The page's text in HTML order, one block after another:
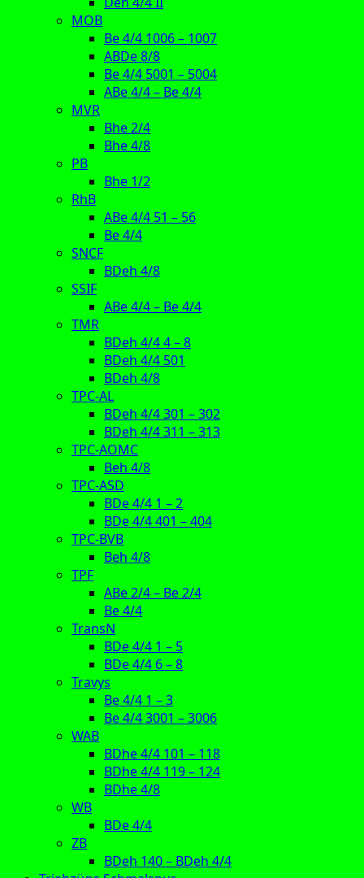
MOB
Be 4/4 1006 – 1007
ABDe 8/8
Be 4/4 5001 – 5004
ABe 4/4 – Be 4/4
MVR
Bhe 2/4
Bhe 4/8
PB
Bhe 1/2
RhB
ABe 4/4 51 – 56
Be 4/4
SNCF
BDeh 4/8
SSIF
ABe 4/4 – Be 4/4
TMR
BDeh 4/4 4 – 8
BDeh 4/4 501
BDeh 4/8
TPC-AL
BDeh 4/4 301 – 302
BDeh 4/4 311 – 313
TPC-AOMC
Beh 4/8
TPC-ASD
BDe 4/4 1 – 2
BDe 4/4 401 – 404
TPC-BVB
Beh 4/8
TPF
ABe 2/4 – Be 2/4
Be 4/4
TransN
BDe 4/4 1 – 5
BDe 4/4 6 – 8
Travys
Be 4/4 1 – 3
Be 4/4 3001 – 3006
WAB
BDhe 4/4 101 – 118
BDhe 4/4 119 – 124
BDhe 4/8
WB
BDe 4/4
ZB
BDeh 140 – BDeh 4/4